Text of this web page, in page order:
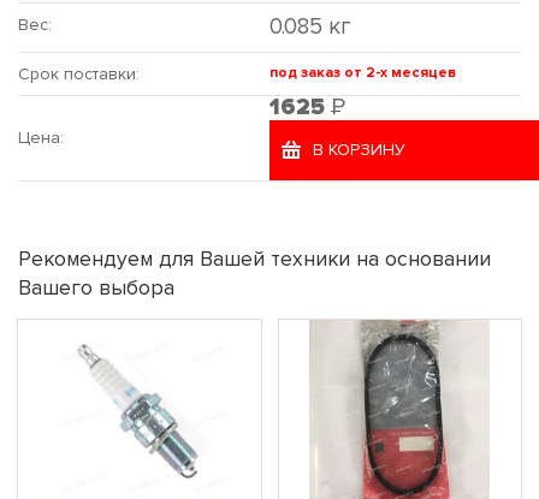
Вес: 0.085 кг
Срок поставки: под заказ от 2-х месяцев
Цена:
1625 Р
В КОРЗИНУ
Рекомендуем для Вашей техники на основании
Вашего выбора